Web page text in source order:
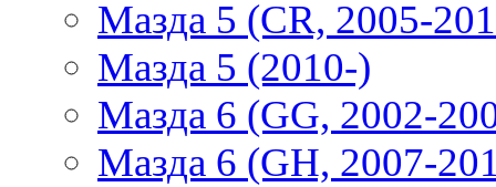
Мазда 5 (CR, 2005-
Мазда 5 (2010-)
Мазда 6 (GG, 2002-
Мазда 6 (GH, 2007-